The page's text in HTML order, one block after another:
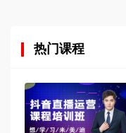
热门课程